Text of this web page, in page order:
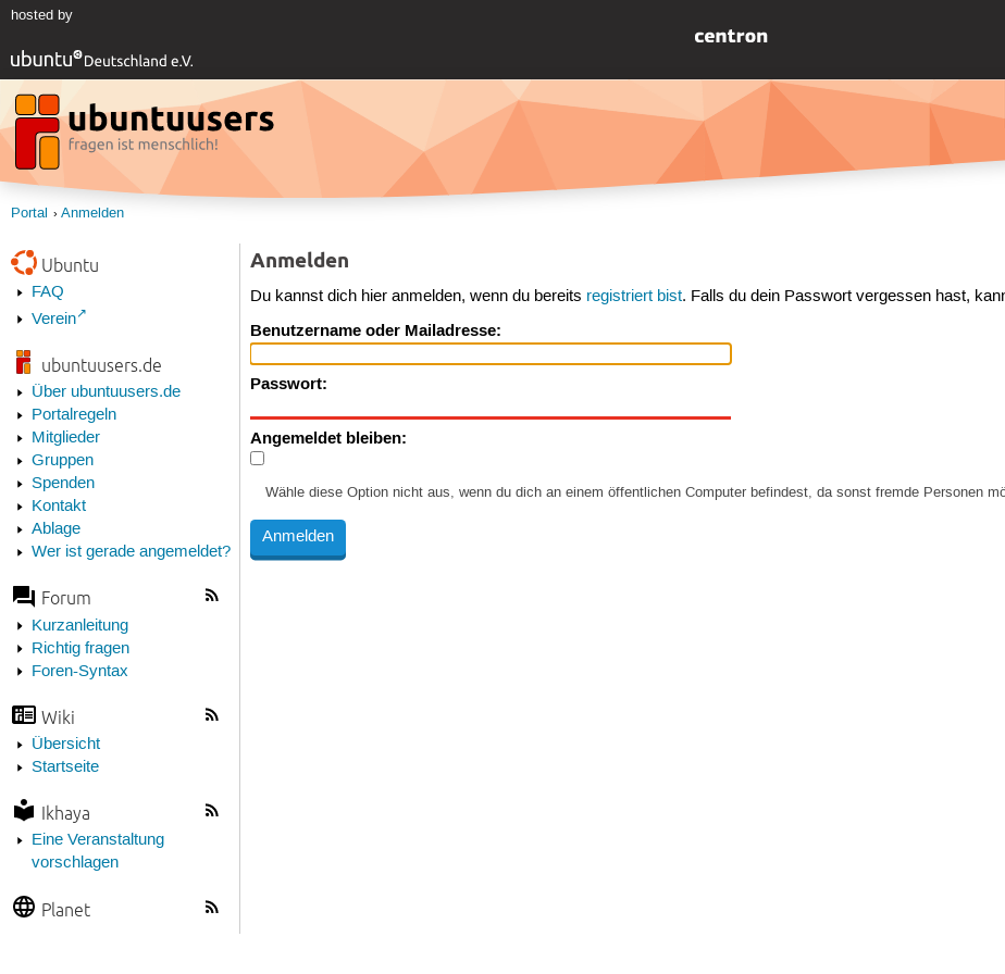
hosted by
Portal Anmelden
Ubuntu
FAQ
Verein
ubuntuusers.de
Über ubuntuusers.de
Portalregeln
Mitglieder
Gruppen
Spenden
Kontakt
Ablage
Wer ist gerade angemeldet?
Forum
Kurzanleitung
Richtig fragen
Foren-Syntax
Wiki
Übersicht
Startseite
Ikhaya
Eine Veranstaltung
vorschlagen
Planet
Anmelden
Du kannst dich hier anmelden, wenn du bereits registriert bist. Falls du dein Passwort vergessen hast,
Benutzername oder Mailadresse:
Passwort:
Angemeldet bleiben:
Wähle diese Option nicht aus, wenn du dich an einem öffentlichen Computer befindest, da sonst fremde Personen